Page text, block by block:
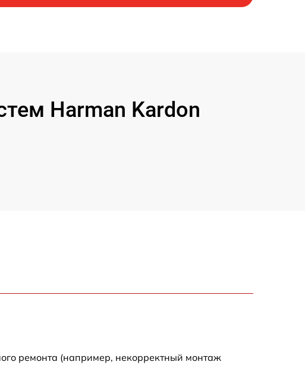
Harman Kardon
ремонта (например, некорректный монтаж